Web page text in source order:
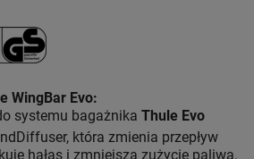
WingBar Evo:
systemu bagażnika Thule Evo
która zmienia przepływ
hałas i zmniejsza zużycie paliwa.